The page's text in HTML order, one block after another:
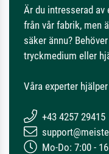
Är du intresserad
från vår fabrik, men
säker ännu?
tryckmedium eller
Våra experter
+43 4257 29415
Mo-Do: 7:00 -